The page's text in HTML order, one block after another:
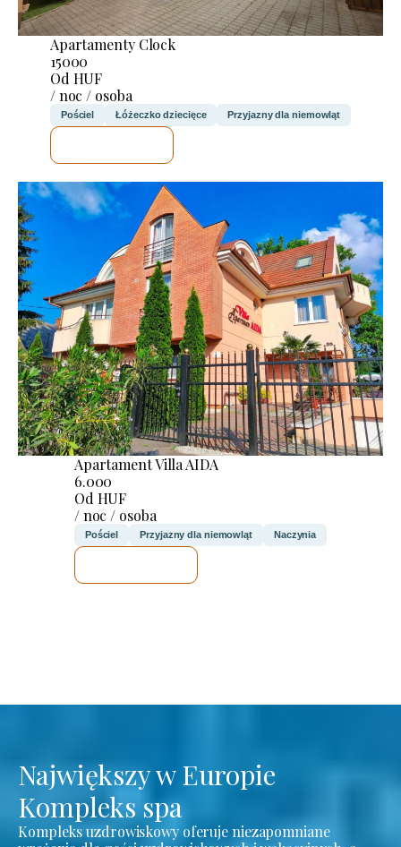
Apartamenty Clock
15000
Od HUF
/ noc / osoba
Pościel Łóżeczko dziecięce Przyjazny dla niemowląt
Apartament Villa AIDA
6.000
Od HUF
/ noc / osoba
Pościel Przyjazny dla niemowląt Naczynia
Największy w Europie
Kompleks spa
Kompleks uzdrowiskowy oferuje niezapomniane